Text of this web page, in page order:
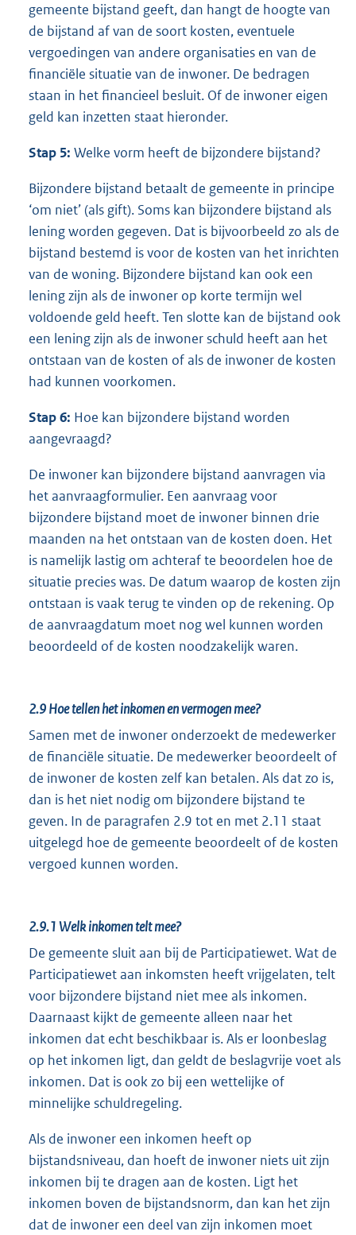
gemeente bijstand geeft, dan hangt de hoogte van
de bijstand af van de soort kosten, eventuele
vergoedingen van andere organisaties en van de
financiële situatie van de inwoner. De bedragen
staan in het financieel besluit. Of de inwoner eigen
geld kan inzetten staat hieronder.
Stap 5: Welke vorm heeft de bijzondere bijstand?
Bijzondere bijstand betaalt de gemeente in principe
‘om niet’ (als gift). Soms kan bijzondere bijstand als
lening worden gegeven. Dat is bijvoorbeeld zo als de
bijstand bestemd is voor de kosten van het inrichten
van de woning. Bijzondere bijstand kan ook een
lening zijn als de inwoner op korte termijn wel
voldoende geld heeft. Ten slotte kan de bijstand ook
een lening zijn als de inwoner schuld heeft aan het
ontstaan van de kosten of als de inwoner de kosten
had kunnen voorkomen.
Stap 6: Hoe kan bijzondere bijstand worden
aangevraagd?
De inwoner kan bijzondere bijstand aanvragen via
het aanvraagformulier. Een aanvraag voor
bijzondere bijstand moet de inwoner binnen drie
maanden na het ontstaan van de kosten doen. Het
is namelijk lastig om achteraf te beoordelen hoe de
situatie precies was. De datum waarop de kosten zijn
ontstaan is vaak terug te vinden op de rekening. Op
de aanvraagdatum moet nog wel kunnen worden
beoordeeld of de kosten noodzakelijk waren.
2.9Hoe tellen het inkomen en vermogen mee?
Samen met de inwoner onderzoekt de medewerker
de financiële situatie. De medewerker beoordeelt of
de inwoner de kosten zelf kan betalen. Als dat zo is,
dan is het niet nodig om bijzondere bijstand te
geven. In de paragrafen 2.9 tot en met 2.11 staat
uitgelegd hoe de gemeente beoordeelt of de kosten
vergoed kunnen worden.
2.9.1Welk inkomen telt mee?
De gemeente sluit aan bij de Participatiewet. Wat de
Participatiewet aan inkomsten heeft vrijgelaten, telt
voor bijzondere bijstand niet mee als inkomen.
Daarnaast kijkt de gemeente alleen naar het
inkomen dat echt beschikbaar is. Als er loonbeslag
op het inkomen ligt, dan geldt de beslagvrije voet als
inkomen. Dat is ook zo bij een wettelijke of
minnelijke schuldregeling.
Als de inwoner een inkomen heeft op
bijstandsniveau, dan hoeft de inwoner niets uit zijn
inkomen bij te dragen aan de kosten. Ligt het
inkomen boven de bijstandsnorm, dan kan het zijn
dat de inwoner een deel van zijn inkomen moet